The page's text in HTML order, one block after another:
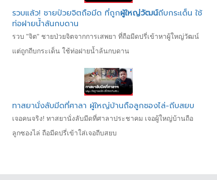
รวบแล้ว! ชายป่วยจิตถือมีด ที่ถูกผู้ใหญ่วัฒน์ถีบกระเด็น ใช้
ท่อฝายน้ำล้นกบดาน
รวบ "จิต" ชายป่วยจิตจากการเสพยา ที่ถือมีดปรี่เข้าหาผู้ใหญ่วัฒน์
แต่ถูกถีบกระเด็น ใช้ท่อฝายน้ำล้นกบดาน
ทาสยานั่งลับมีดที่ศาลา ผู้ใหญ่บ้านถือลูกซองไล่-ถีบสยบ
เจอคนจริง! ทาสยานั่งลับมีดที่ศาลาประชาคม เจอผู้ใหญ่บ้านถือ
ลูกซองไล่ ถือมีดปรี่เข้าใส่เจอถีบสยบ